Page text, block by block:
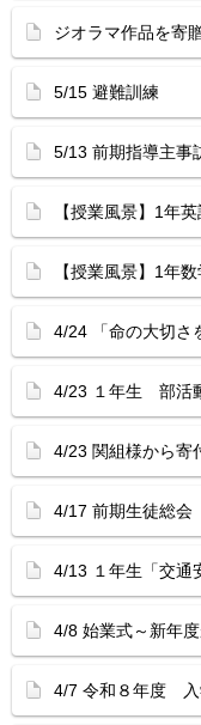
ジオラマ作品を寄
5/15 避難訓練
5/13 前期指導主事
【授業風景】1年
【授業風景】1年
4/24 「命の大切さ
4/23 １年生 部活
4/23 関組様から寄
4/17 前期生徒総会
4/13 １年生「交通
4/8 始業式～新年
4/7 令和８年度 入